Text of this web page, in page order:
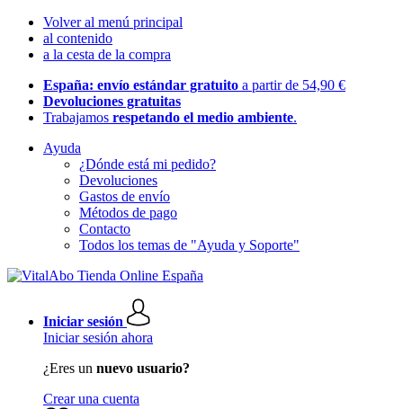
Volver al menú principal
al contenido
a la cesta de la compra
España: envío estándar gratuito a partir de 54,90 €
Devoluciones gratuitas
Trabajamos respetando el medio ambiente.
Ayuda
¿Dónde está mi pedido?
Devoluciones
Gastos de envío
Métodos de pago
Contacto
Todos los temas de "Ayuda y Soporte"
Iniciar sesión
Iniciar sesión ahora
¿Eres un nuevo usuario?
Crear una cuenta